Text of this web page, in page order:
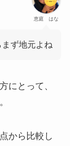
恵庭 はな
ず地元よね
にとって、
から比較し